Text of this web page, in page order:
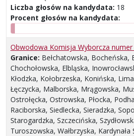
Liczba głosów na kandydata: 18
Procent głosów na kandydata:
Obwodowa Komisja Wyborcza numer
Granice: Bełchatowska, Bocheńska,
Chochołowska, Elbląska,
Kłodzka, Kołobrzeska, Konińska,
Łęczycka, Malborska, Mrągowska,
Ostrołęcka, Ostrowska, Płocka,
Raciborska, Siedlecka, Sieradzka,
Starogardzka, Szczecińska,
Turoszowska, Wałbrzyska,